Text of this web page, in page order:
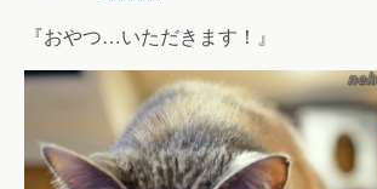
『おやつ…いただきます！』